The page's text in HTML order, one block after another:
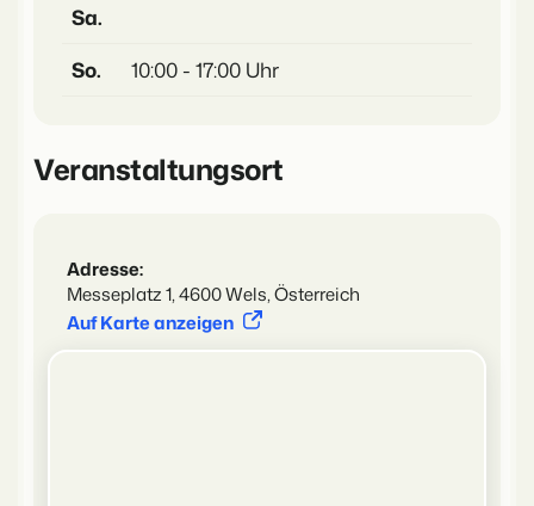
Sa.
So. 10:00 - 17:00 Uhr
Veranstaltungsort
Adresse:
Messeplatz 1, 4600 Wels, Österreich
Auf Karte anzeigen